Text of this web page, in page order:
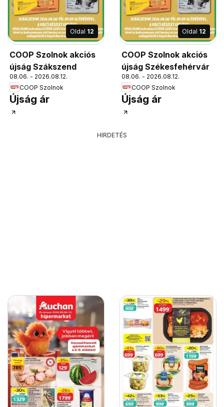
Oldal 12
COOP Szolnok akciós
újság Szákszend
08.06. - 2026.08.12.
COOP Szolnok
Újság ár
Oldal 12
COOP Szolnok akciós
újság Székesfehérvár
08.06. - 2026.08.12.
COOP Szolnok
Újság ár
HIRDETÉS